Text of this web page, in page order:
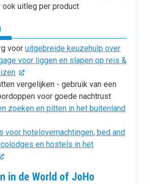
ook uitleg per product
voor uitgebreide keuzehulp over
voor liggen en slapen op reis &
vergelijken - gebruik van een
voor goede nachtrust
zoeken en pitten in het buitenland
voor hotelovernachtingen, bed and
en hostels in het
in de World of JoHo